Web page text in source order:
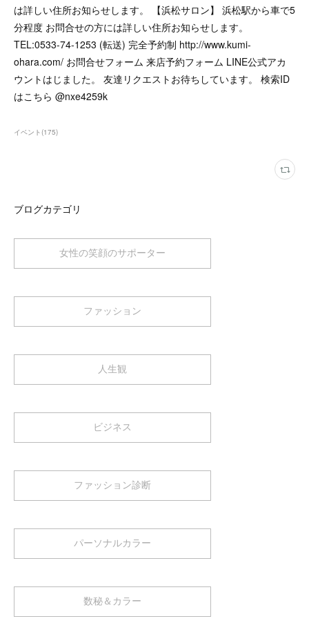
は詳しい住所お知らせします。 【浜松サロン】 浜松駅から車で5
分程度 お問合せの方には詳しい住所お知らせします。
TEL:0533-74-1253 (転送) 完全予約制 http://www.kumi-
ohara.com/ お問合せフォーム 来店予約フォーム LINE公式アカ
ウントはじました。 友達リクエストお待ちしています。 検索ID
はこちら @nxe4259k
イベント(175)
ブログカテゴリ
女性の笑顔のサポーター
ファッション
人生観
ビジネス
ファッション診断
パーソナルカラー
数秘＆カラー